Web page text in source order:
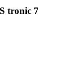
tronic 7